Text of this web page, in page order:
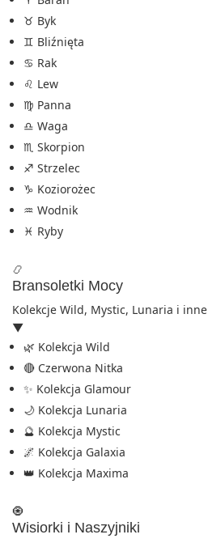
♉ Byk
♊ Bliźnięta
♋ Rak
♌ Lew
♍ Panna
♎ Waga
♏ Skorpion
♐ Strzelec
♑ Koziorożec
♒ Wodnik
♓ Ryby
📿
Bransoletki Mocy
Kolekcje Wild, Mystic, Lunaria i inne
▼
🌿 Kolekcja Wild
🔴 Czerwona Nitka
✨ Kolekcja Glamour
🌙 Kolekcja Lunaria
🔮 Kolekcja Mystic
🌌 Kolekcja Galaxia
👑 Kolekcja Maxima
🧿
Wisiorki i Naszyjniki